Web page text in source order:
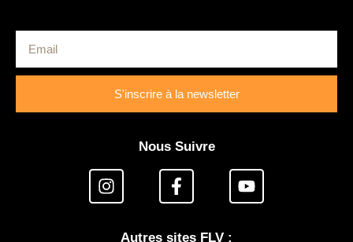
S'inscrire à la newsletter
Nous Suivre
Autres sites FLV :